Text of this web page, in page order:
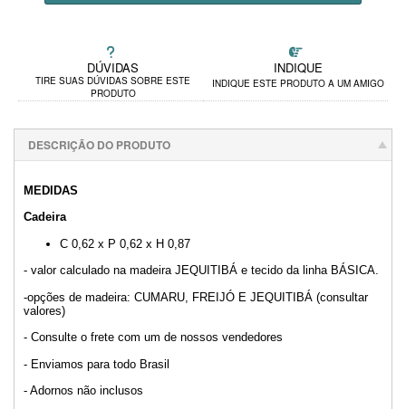
DÚVIDAS
TIRE SUAS DÚVIDAS SOBRE ESTE
PRODUTO
INDIQUE
INDIQUE ESTE PRODUTO A UM AMIGO
DESCRIÇÃO DO PRODUTO
MEDIDAS
Cadeira
C 0,62 x P 0,62 x H 0,87
- valor calculado na madeira JEQUITIBÁ e tecido da linha BÁSICA.
-opções de madeira: CUMARU, FREIJÓ E JEQUITIBÁ (consultar
valores)
- Consulte o frete com um de nossos vendedores
- Enviamos para todo Brasil
- Adornos não inclusos